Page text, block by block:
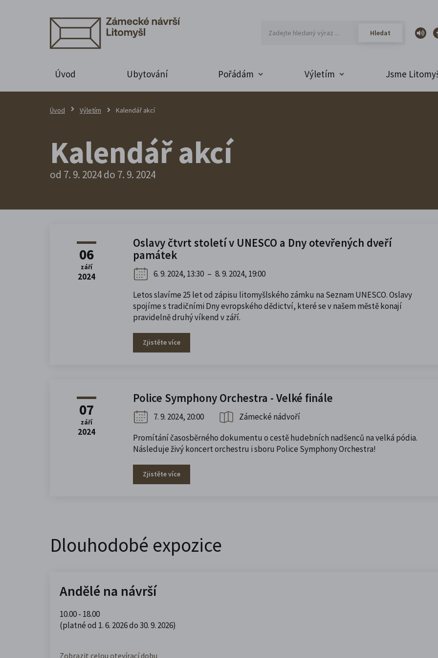
Úvod Ubytování Pořádám Výletím Jsme
Úvod Výletím Kalendář akcí
Kalendář akcí
od 7. 9. 2024 do 7. 9. 2024
06
září
2024
Oslavy čtvrt století v UNESCO a Dny otevřených dveří
památek
6. 9. 2024, 13:30 – 8. 9. 2024, 19:00
Letos slavíme 25 let od zápisu litomyšlského zámku na Seznam UNESCO. Oslavy
spojíme s tradičními Dny evropského dědictví, které se v našem městě konají
pravidelně druhý víkend v září.
Zjistěte více
07
září
2024
Police Symphony Orchestra - Velké finále
7. 9. 2024, 20:00
Zámecké nádvoří
Promítání časosběrného dokumentu o cestě hudebních nadšenců na velká pódia.
Následuje živý koncert orchestru i sboru Police Symphony Orchestra!
Zjistěte více
Dlouhodobé expozice
Andělé na návrší
10.00 - 18.00
(platné od 1. 6. 2026 do 30. 9. 2026)
Zobrazit celou otevírací dobu